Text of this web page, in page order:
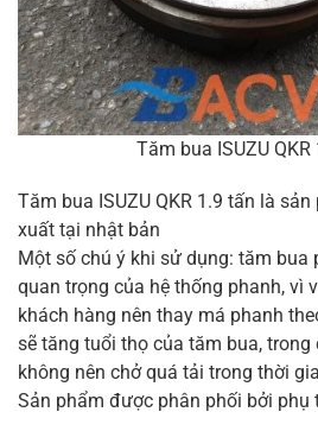
Tăm bua ISUZU QKR
Tăm bua ISUZU QKR 1.9 tấn là
xuất tại nhật bản
Một số chú ý khi sử dụng: tăm bua
quan trọng của hệ thống phanh, vì
khách hàng nên thay má phanh
sẽ tăng tuổi thọ của tăm bua, trong
không nên chở quá tải trong thời
Sản phẩm được phân phối bởi phụ